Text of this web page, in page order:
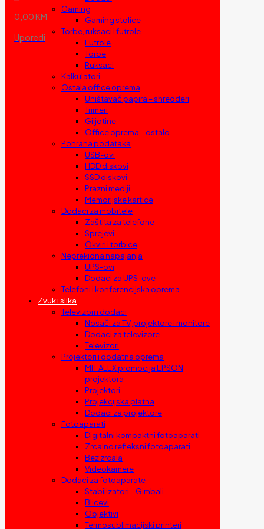
0,00 KM
Uporedi
Gaming
Gaming stolice
Torbe, ruksaci i futrole
Futrole
Torbe
Ruksaci
Kalkulatori
Ostala office oprema
Uništavač papira – shredderi
Trimeri
Giljotine
Office oprema – ostalo
Pohrana podataka
USB-ovi
HDD diskovi
SSD diskovi
Prazni mediji
Memorijske kartice
Dodaci za mobitele
Zaštita za telefone
Sprejevi
Okviri i torbice
Neprekidna napajanja
UPS-ovi
Dodaci za UPS-ove
Telefoni i konferencijska oprema
Zvuk i slika
Televizori i dodaci
Nosači za TV, projektore i monitore
Dodaci za televizore
Televizori
Projektori i dodatna oprema
MIT ALEX promocija EPSON
projektora
Projektori
Projekcijska platna
Dodaci za projektore
Fotoaparati
Digitalni kompaktni fotoaparati
Zrcalno refleksni fotoaparati
Bez zrcala
Videokamere
Dodaci za fotoaparate
Stabilizatori – Gimbali
Blicevi
Objektivi
Termosublimacijski printeri